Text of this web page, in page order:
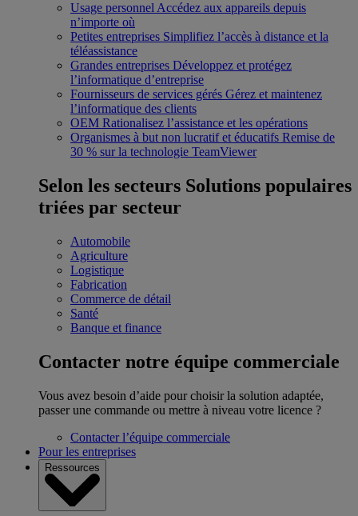
Usage personnel Accédez aux appareils depuis
n’importe où
Petites entreprises Simplifiez l’accès à distance et la
téléassistance
Grandes entreprises Développez et protégez
l’informatique d’entreprise
Fournisseurs de services gérés Gérez et maintenez
l’informatique des clients
OEM Rationalisez l’assistance et les opérations
Organismes à but non lucratif et éducatifs Remise de
30 % sur la technologie TeamViewer
Selon les secteurs Solutions populaires
triées par secteur
Automobile
Agriculture
Logistique
Fabrication
Commerce de détail
Santé
Banque et finance
Contacter notre équipe commerciale
Vous avez besoin d’aide pour choisir la solution adaptée,
passer une commande ou mettre à niveau votre licence ?
Contacter l’équipe commerciale
Pour les entreprises
Ressources